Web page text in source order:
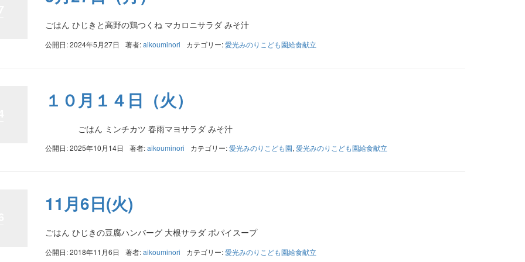
ごはん ひじきと高野の鶏つくね マカロニサラダ みそ汁
公開日: 2024年5月27日 著者:aikouminori カテゴリー:愛光みのりこども園給食献立
１０月１４日（火）
ごはん ミンチカツ 春雨マヨサラダ みそ汁
公開日: 2025年10月14日 著者:aikouminori カテゴリー:愛光みのりこども園, 愛光みのりこども園給食献立
11月6日(火)
ごはん ひじきの豆腐ハンバーグ 大根サラダ ポパイスープ
公開日: 2018年11月6日 著者:aikouminori カテゴリー:愛光みのりこども園給食献立